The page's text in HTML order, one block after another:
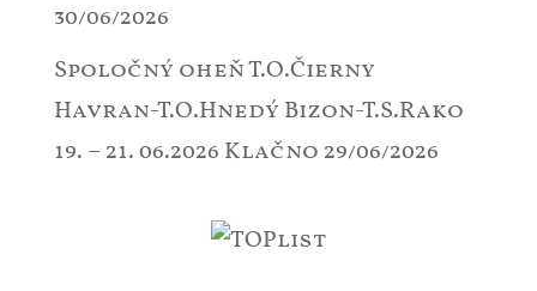
30/06/2026
Spoločný oheň T.O.Čierny
Havran-T.O.Hnedý Bizon-T.S.Rako
19. – 21. 06.2026 Klačno 29/06/2026